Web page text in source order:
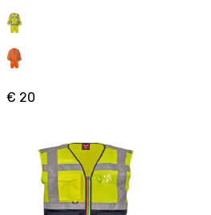
€ 20